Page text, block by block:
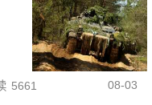
5661 08-03